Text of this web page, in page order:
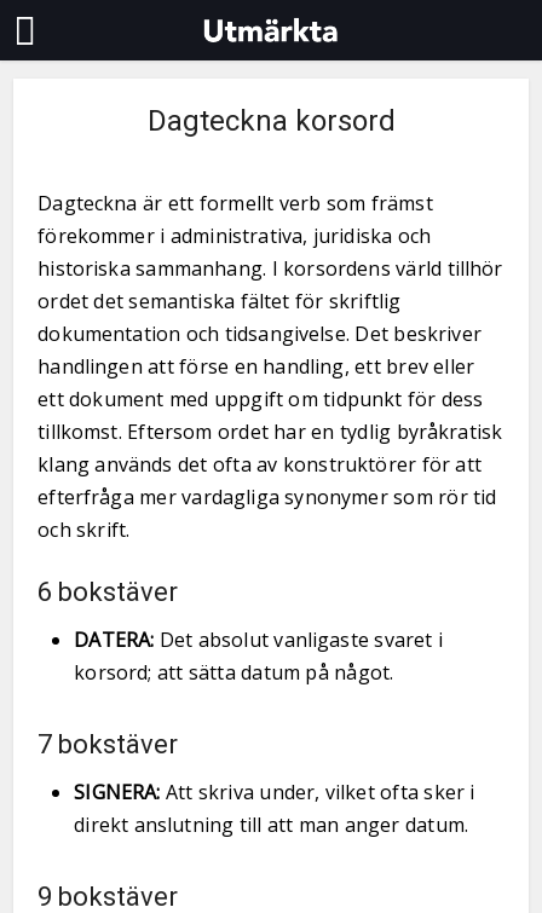
Dagteckna korsord
Dagteckna är ett formellt verb som främst
förekommer i administrativa, juridiska och
historiska sammanhang. I korsordens värld tillhör
ordet det semantiska fältet för skriftlig
dokumentation och tidsangivelse. Det beskriver
handlingen att förse en handling, ett brev eller
ett dokument med uppgift om tidpunkt för dess
tillkomst. Eftersom ordet har en tydlig byråkratisk
klang används det ofta av konstruktörer för att
efterfråga mer vardagliga synonymer som rör tid
och skrift.
6 bokstäver
DATERA: Det absolut vanligaste svaret i
korsord; att sätta datum på något.
7 bokstäver
SIGNERA: Att skriva under, vilket ofta sker i
direkt anslutning till att man anger datum.
9 bokstäver